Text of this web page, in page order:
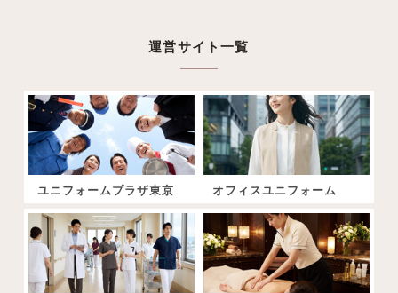
運営サイト一覧
ユニフォームプラザ東京 オフィスユニフォーム